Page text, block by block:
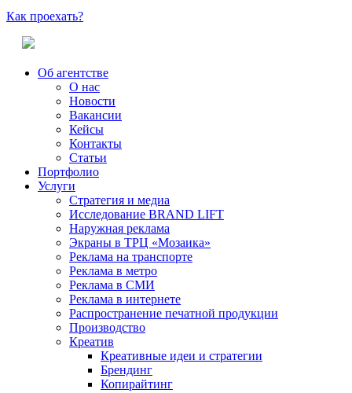
Как проехать?
Об агентстве
О нас
Новости
Вакансии
Кейсы
Контакты
Статьи
Портфолио
Услуги
Стратегия и медиа
Исследование BRAND LIFT
Наружная реклама
Экраны в ТРЦ «Мозаика»
Реклама на транспорте
Реклама в метро
Реклама в СМИ
Реклама в интернете
Распространение печатной продукции
Производство
Креатив
Креативные идеи и стратегии
Брендинг
Копирайтинг